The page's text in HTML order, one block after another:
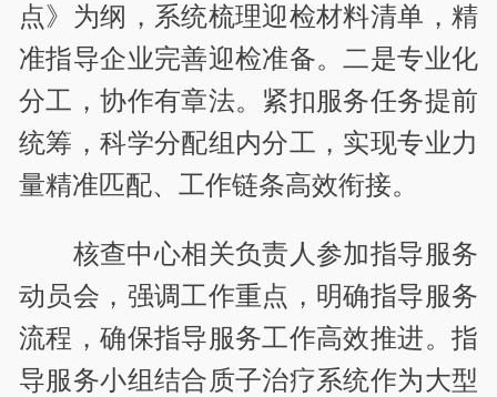
点》为纲，系统梳理迎检材料清单，精
准指导企业完善迎检准备。二是专业化
分工，协作有章法。紧扣服务任务提前
统筹，科学分配组内分工，实现专业力
量精准匹配、工作链条高效衔接。
核查中心相关负责人参加指导服务
动员会，强调工作重点，明确指导服务
流程，确保指导服务工作高效推进。指
导服务小组结合质子治疗系统作为大型